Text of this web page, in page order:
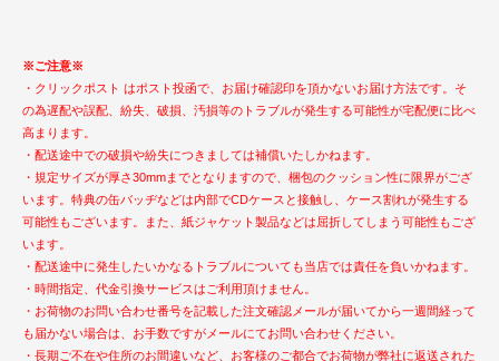
※ご注意※
・クリックポスト はポスト投函で、お届け確認印を頂かないお届け方法です。そ
の為遅配や誤配、紛失、破損、汚損等のトラブルが発生する可能性が宅配便に比べ
高まります。
・配送途中での破損や紛失につきましては補償いたしかねます。
・規定サイズが厚さ30mmまでとなりますので、梱包のクッション性に限界がござ
います。特典の缶バッヂなどは内部でCDケースと接触し、ケース割れが発生する
可能性もございます。また、紙ジャケット製品などは屈折してしまう可能性もござ
います。
・配送途中に発生したいかなるトラブルについても当店では責任を負いかねます。
・時間指定、代金引換サービスはご利用頂けません。
・お荷物のお問い合わせ番号を記載した注文確認メールが届いてから一週間経って
も届かない場合は、お手数ですがメールにてお問い合わせください。
・長期ご不在や住所のお間違いなど、お客様のご都合でお荷物が弊社に返送された